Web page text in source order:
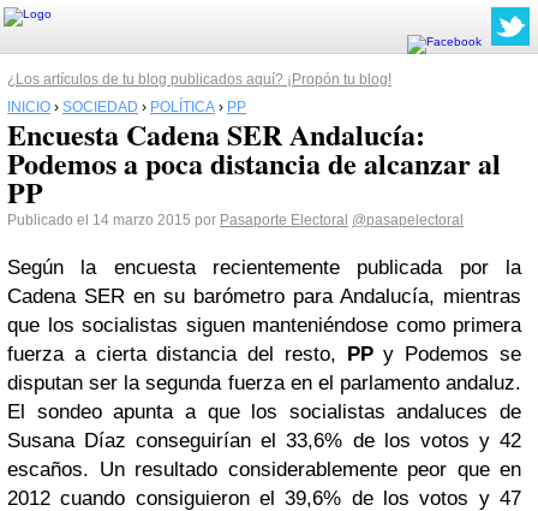
¿Los artículos de tu blog publicados aquí? ¡Propón tu blog!
INICIO › SOCIEDAD › POLÍTICA › PP
Encuesta Cadena SER Andalucía:
Podemos a poca distancia de alcanzar al
PP
Publicado el 14 marzo 2015 por Pasaporte Electoral @pasapelectoral
Según la encuesta recientemente publicada por la
Cadena SER en su barómetro para Andalucía, mientras
que los socialistas siguen manteniéndose como primera
fuerza a cierta distancia del resto, PPy Podemos se
disputan ser la segunda fuerza en el parlamento andaluz.
El sondeo apunta a que los socialistas andaluces de
Susana Díaz conseguirían el 33,6% de los votos y 42
escaños. Un resultado considerablemente peor que en
2012 cuando consiguieron el 39,6% de los votos y 47